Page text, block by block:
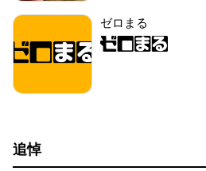
ゼロまる
追悼